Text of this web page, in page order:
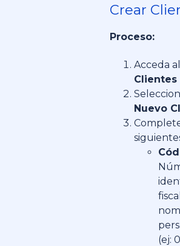
Crear
Proceso:
Acceda
Clientes
Nuevo
(ej: